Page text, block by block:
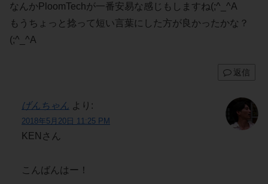
なんかPloomTechが一番安易な感じもしますね(;^_^A
もうちょっと捻って短い言葉にした方が良かったかな？
(;^_^A
返信
げんちゃん より:
2018年5月20日 11:25 PM
KENさん
こんばんはー！